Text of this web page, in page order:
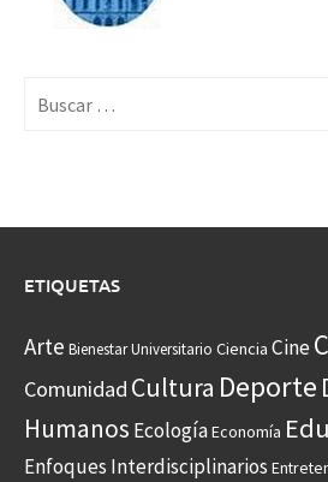
ETIQUETAS
Arte Bienestar Universitario Ciencia Cine
Comunidad Cultura Deporte
Humanos EcologíaEconomía
Enfoques Interdisciplinarios